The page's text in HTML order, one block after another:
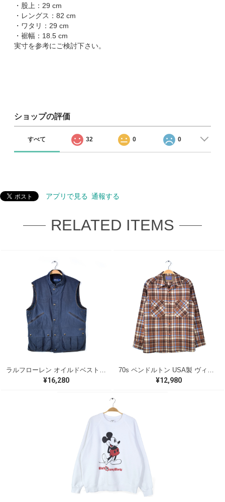
・股上：29 cm
・レングス：82 cm
・ワタリ：29 cm
・裾幅：18.5 cm
実寸を参考にご検討下さい。
ショップの評価
すべて 32 0 0
アプリで見る 通報する
RELATED ITEMS
¥16,280 ¥12,980